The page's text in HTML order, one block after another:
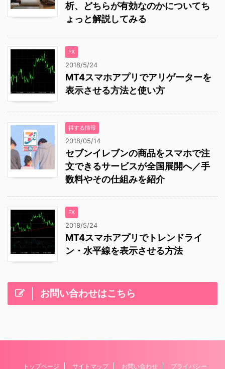
析、どちらが有効なのかについてち
ょっと解説してみる
FX
2018/5/24
MT4スマホアプリでアリゲーターを
表示させる方法と使い方
得する情報
2018/05/14
セブンイレブンの商品をスマホで注
文できるサービスが全国展開へ／手
数料やその仕組みを紹介
FX
2018/5/24
MT4スマホアプリでトレンドライ
ン・水平線を表示させる方法
お問い合わせはこちら
トップページ サイトマップ お問い合わせ プライバシー